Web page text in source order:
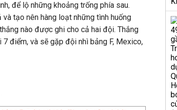
để lộ những khoảng trống phía sau.
tạo nên hàng loạt những tình huống
nào được ghi cho cả hai đội. Thắng
điểm, và sẽ gặp đội nhì bảng F, Mexico,